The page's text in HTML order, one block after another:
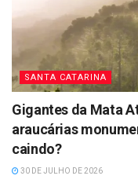
SANTA CATARINA
Gigantes da Mata
araucárias
caindo?
30 DE JULHO DE 2026